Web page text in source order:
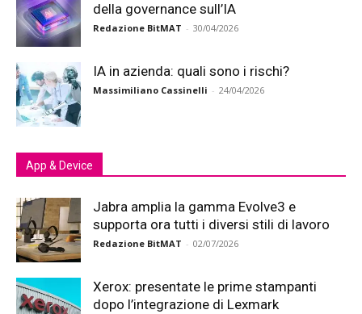
della governance sull’IA
Redazione BitMAT - 30/04/2026
IA in azienda: quali sono i rischi?
Massimiliano Cassinelli - 24/04/2026
App & Device
Jabra amplia la gamma Evolve3 e
supporta ora tutti i diversi stili di lavoro
Redazione BitMAT - 02/07/2026
Xerox: presentate le prime stampanti
dopo l’integrazione di Lexmark